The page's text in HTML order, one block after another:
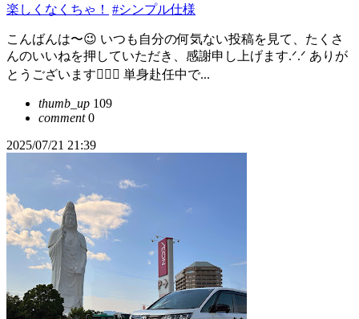
楽しくなくちゃ！
#シンプル仕様
こんばんは〜😉 いつも自分の何気ない投稿を見て、たくさ
んのいいねを押していただき、感謝申し上げます.ᐟ.ᐟ ありが
とうございます🙇‍♀️✨️ 単身赴任中で...
thumb_up 109
comment0
2025/07/21 21:39